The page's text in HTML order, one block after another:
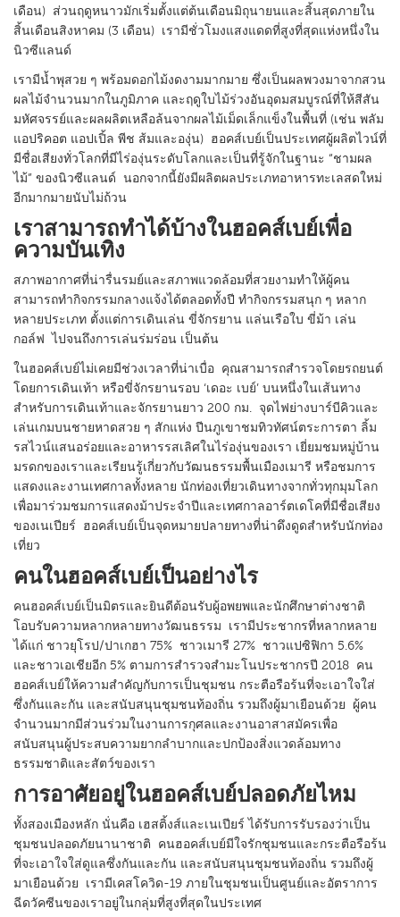
เดือน) ส่วนฤดูหนาวมักเริ่มตั้งแต่ต้นเดือนมิถุนายนและสิ้นสุดภายใน
สิ้นเดือนสิงหาคม (3 เดือน) เรามีชั่วโมงแสงแดดที่สูงที่สุดแห่งหนึ่งใน
นิวซีแลนด์
เรามีน้ำพุสวย ๆ พร้อมดอกไม้งดงามมากมาย ซึ่งเป็นผลพวงมาจากสวน
ผลไม้จำนวนมากในภูมิภาค และฤดูใบไม้ร่วงอันอุดมสมบูรณ์ที่ให้สีสัน
มหัศจรรย์และผลผลิตเหลือล้นจากผลไม้เม็ดเล็กแข็งในพื้นที่ (เช่น พลัม
แอปริคอต แอปเปิ้ล พีช ส้มและองุ่น) ฮอคส์เบย์เป็นประเทศผู้ผลิตไวน์ที่
มีชื่อเสียงทั่วโลกที่มีไร่องุ่นระดับโลกและเป็นที่รู้จักในฐานะ “ชามผล
ไม้” ของนิวซีแลนด์ นอกจากนี้ยังมีผลิตผลประเภทอาหารทะเลสดใหม่
อีกมากมายนับไม่ถ้วน
เราสามารถทำได้บ้างในฮอคส์เบย์เพื่อ
ความบันเทิง
สภาพอากาศที่น่ารื่นรมย์และสภาพแวดล้อมที่สวยงามทำให้ผู้คน
สามารถทำกิจกรรมกลางแจ้งได้ตลอดทั้งปี ทำกิจกรรมสนุก ๆ หลาก
หลายประเภท ตั้งแต่การเดินเล่น ขี่จักรยาน แล่นเรือใบ ขี่ม้า เล่น
กอล์ฟ ไปจนถึงการเล่นร่มร่อน เป็นต้น
ในฮอคส์เบย์ไม่เคยมีช่วงเวลาที่น่าเบื่อ คุณสามารถสำรวจโดยรถยนต์
โดยการเดินเท้า หรือขี่จักรยานรอบ ‘เดอะ เบย์’ บนหนึ่งในเส้นทาง
สำหรับการเดินเท้าและจักรยานยาว 200 กม. จุดไฟย่างบาร์บีคิวและ
เล่นเกมบนชายหาดสวย ๆ สักแห่ง ปีนภูเขาชมทิวทัศน์ตระการตา ลิ้ม
รสไวน์แสนอร่อยและอาหารรสเลิศในไร่องุ่นของเรา เยี่ยมชมหมู่บ้าน
มรดกของเราและเรียนรู้เกี่ยวกับวัฒนธรรมพื้นเมืองเมารี หรือชมการ
แสดงและงานเทศกาลทั้งหลาย นักท่องเที่ยวเดินทางจากทั่วทุกมุมโลก
เพื่อมาร่วมชมการแสดงม้าประจำปีและเทศกาลอาร์ตเดโคที่มีชื่อเสียง
ของเนเปียร์ ฮอคส์เบย์เป็นจุดหมายปลายทางที่น่าดึงดูดสำหรับนักท่อง
เที่ยว
คนในฮอคส์เบย์เป็นอย่างไร
คนฮอคส์เบย์เป็นมิตรและยินดีต้อนรับผู้อพยพและนักศึกษาต่างชาติ
โอบรับความหลากหลายทางวัฒนธรรม เรามีประชากรที่หลากหลาย
ได้แก่ ชาวยุโรป/ปาเกฮา 75% ชาวเมารี 27% ชาวแปซิฟิกา 5.6%
และชาวเอเชียอีก 5% ตามการสำรวจสำมะโนประชากรปี 2018 คน
ฮอคส์เบย์ให้ความสำคัญกับการเป็นชุมชน กระตือรือร้นที่จะเอาใจใส่
ซึ่งกันและกัน และสนับสนุนชุมชนท้องถิ่น รวมถึงผู้มาเยือนด้วย ผู้คน
จำนวนมากมีส่วนร่วมในงานการกุศลและงานอาสาสมัครเพื่อ
สนับสนุนผู้ประสบความยากลำบากและปกป้องสิ่งแวดล้อมทาง
ธรรมชาติและสัตว์ของเรา
การอาศัยอยู่ในฮอคส์เบย์ปลอดภัยไหม
ทั้งสองเมืองหลัก นั่นคือ เฮสติ้งส์และเนเปียร์ ได้รับการรับรองว่าเป็น
ชุมชนปลอดภัยนานาชาติ คนฮอคส์เบย์มีใจรักชุมชนและกระตือรือร้น
ที่จะเอาใจใส่ดูแลซึ่งกันและกัน และสนับสนุนชุมชนท้องถิ่น รวมถึงผู้
มาเยือนด้วย เรามีเคสโควิด-19 ภายในชุมชนเป็นศูนย์และอัตราการ
ฉีดวัคซีนของเราอยู่ในกลุ่มที่สูงที่สุดในประเทศ